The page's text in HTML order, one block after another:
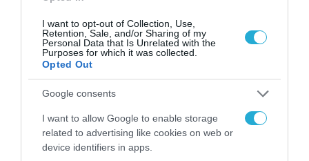
I want to opt-out of Collection, Use,
Retention, Sale, and/or Sharing of my
Personal Data that Is Unrelated with the
Purposes for which it was collected.
Opted Out
Google consents
I want to allow Google to enable storage
related to advertising like cookies on web or
device identifiers in apps.